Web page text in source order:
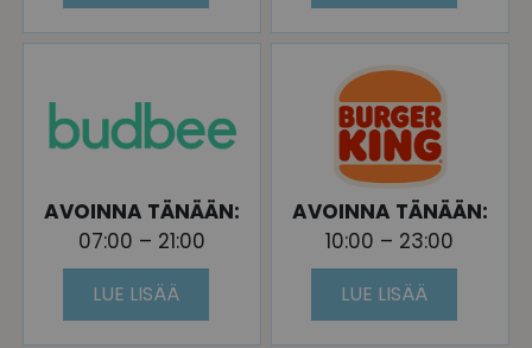
AVOINNA TÄNÄÄN:
07:00 – 21:00
LUE LISÄÄ
AVOINNA TÄNÄÄN:
10:00 – 23:00
LUE LISÄÄ